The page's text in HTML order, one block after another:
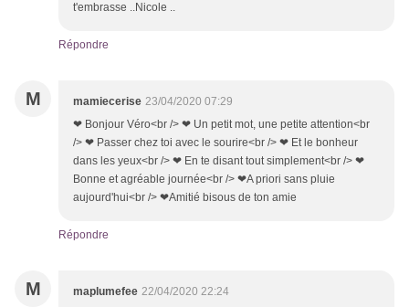
t'embrasse ..Nicole ..
Répondre
M mamiecerise 23/04/2020 07:29
❤ Bonjour Véro<br /> ❤ Un petit mot, une petite attention<br
/> ❤ Passer chez toi avec le sourire<br /> ❤ Et le bonheur
dans les yeux<br /> ❤ En te disant tout simplement<br /> ❤
Bonne et agréable journée<br /> ❤A priori sans pluie
aujourd'hui<br /> ❤Amitié bisous de ton amie
Répondre
M maplumefee 22/04/2020 22:24